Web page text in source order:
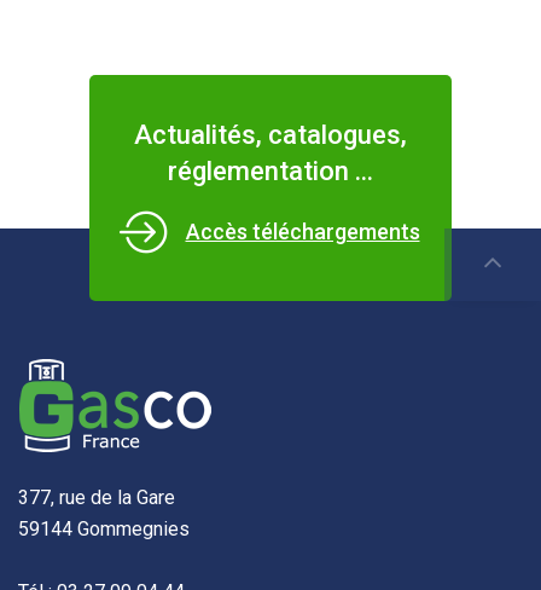
Actualités, catalogues,
réglementation ...
Accès téléchargements
377, rue de la Gare
59144 Gommegnies